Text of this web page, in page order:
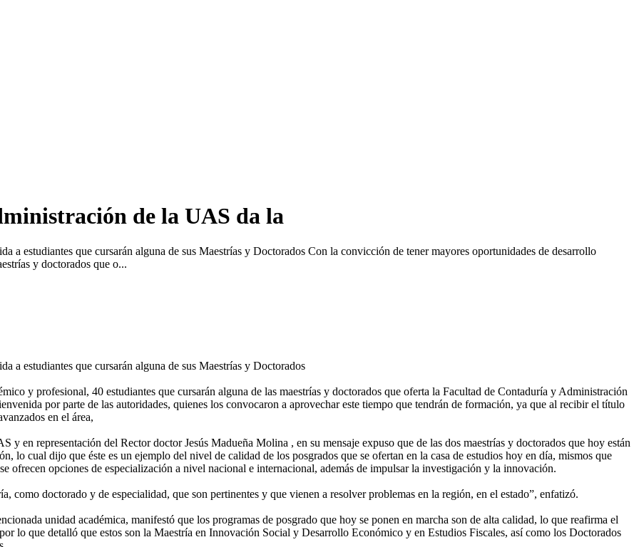
de la UAS da la
estudiantes que cursarán alguna de sus Maestrías y Doctorados Con la convicción de tener mayores oportunidades de desarrollo
y doctorados que o...
a estudiantes que cursarán alguna de sus Maestrías y Doctorados
y profesional, 40 estudiantes que cursarán alguna de las maestrías y doctorados que oferta la Facultad de Contaduría y Administración
por parte de las autoridades, quienes los convocaron a aprovechar este tiempo que tendrán de formación, ya que al recibir el título
en el área,
en representación del Rector doctor Jesús Madueña Molina , en su mensaje expuso que de las dos maestrías y doctorados que hoy están
lo cual dijo que éste es un ejemplo del nivel de calidad de los posgrados que se ofertan en la casa de estudios hoy en día, mismos que
ofrecen opciones de especialización a nivel nacional e internacional, además de impulsar la investigación y la innovación.
como doctorado y de especialidad, que son pertinentes y que vienen a resolver problemas en la región, en el estado”, enfatizó.
unidad académica, manifestó que los programas de posgrado que hoy se ponen en marcha son de alta calidad, lo que reafirma el
lo que detalló que estos son la Maestría en Innovación Social y Desarrollo Económico y en Estudios Fiscales, así como los Doctorados